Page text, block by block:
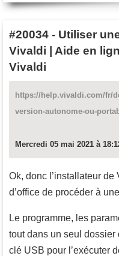
#20034 - Utiliser
Vivaldi | Aide en
Vivaldi
https://help.vivaldi.com/fr/
version-autonome-ou-
Mercredi 05 mai 2021 à
Ok, donc l’installateur
d’office de procéder à
Le programme, les
tout dans un seul dossier
clé USB pour l’exécuter